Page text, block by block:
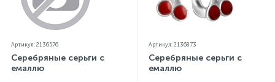
Артикул: 2136576
Серебряные серьги с
емаллю
Артикул: 2136873
Серебряные серьги с
емаллю